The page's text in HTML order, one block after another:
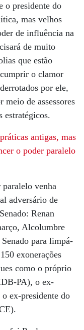
o presidente do
mas velhos
de influência na
de muito
que estão
o clamor
por ele,
meio de assessores
estratégicos.
antigas, mas
o poder paralelo
venha
adversário de
Renan
Alcolumbre
para limpá-
exonerações
como o próprio
PA), o ex-
ex-presidente do